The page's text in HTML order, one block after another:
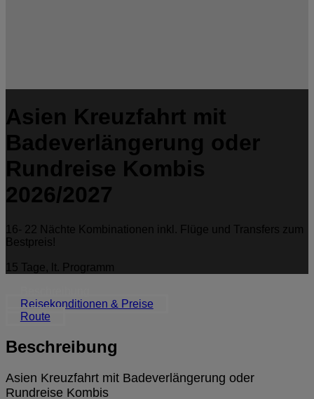
Asien Kreuzfahrt mit
Badeverlängerung oder
Rundreise Kombis
2026/2027
16- 22 Nächte Kombinationen inkl. Flüge und Transfers zum
Bestpreis!
15 Tage, lt. Programm
Reisekonditionen & Preise
Route
Beschreibung
Asien Kreuzfahrt mit Badeverlängerung oder
Rundreise Kombis